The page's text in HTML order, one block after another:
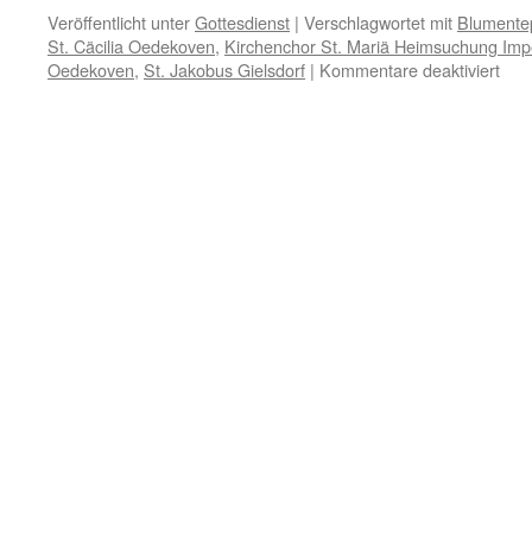
Veröffentlicht unterGottesdienst | Verschlagwortet mit
St. Cäcilia Oedekoven, Kirchenchor St. Mariä Heimsuchung
Oedekoven, St. Jakobus Gielsdorf | Kommentare deaktiviertfür